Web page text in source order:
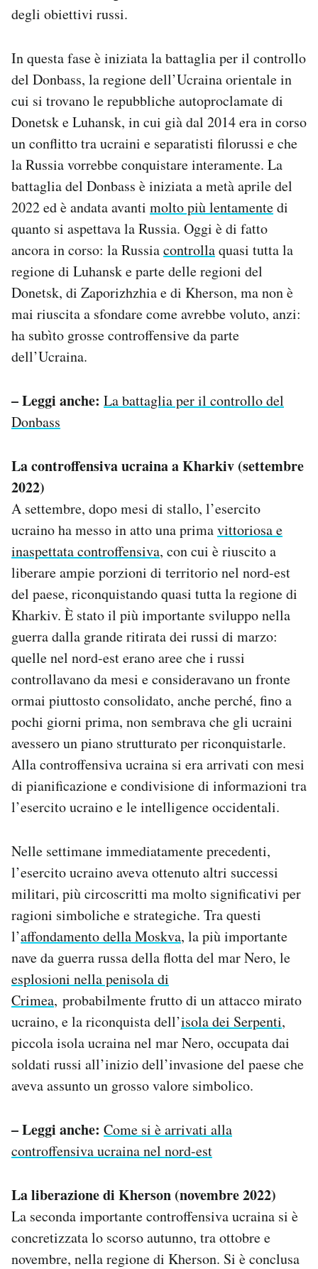
degli obiettivi russi.
In questa fase è iniziata la battaglia per il controllo
del Donbass, la regione dell’Ucraina orientale in
cui si trovano le repubbliche autoproclamate di
Donetsk e Luhansk, in cui già dal 2014 era in corso
un conflitto tra ucraini e separatisti filorussi e che
la Russia vorrebbe conquistare interamente. La
battaglia del Donbass è iniziata a metà aprile del
2022 ed è andata avanti molto più lentamentedi
quanto si aspettava la Russia. Oggi è di fatto
ancora in corso: la Russiacontrollaquasi tutta la
regione di Luhansk e parte delle regioni del
Donetsk, di Zaporizhzhia e di Kherson, ma non è
mai riuscita a sfondare come avrebbe voluto, anzi:
ha subìto grosse controffensive da parte
dell’Ucraina.
– Leggi anche: La battaglia per il controllo del
Donbass
La controffensiva ucraina a Kharkiv (settembre
2022)
A settembre, dopo mesi di stallo, l’esercito
ucraino ha messo in atto una primavittoriosa e
inaspettata controffensiva, con cui è riuscito a
liberare ampie porzioni di territorio nel nord-est
del paese, riconquistando quasi tutta la regione di
Kharkiv. È stato il più importante sviluppo nella
guerra dalla grande ritirata dei russi di marzo:
quelle nel nord-est erano aree che i russi
controllavano da mesi e consideravano un fronte
ormai piuttosto consolidato, anche perché, fino a
pochi giorni prima, non sembrava che gli ucraini
avessero un piano strutturato per riconquistarle.
Alla controffensiva ucraina si era arrivati con mesi
di pianificazione e condivisione di informazioni tra
l’esercito ucraino e le intelligence occidentali.
Nelle settimane immediatamente precedenti,
l’esercito ucraino aveva ottenuto altri successi
militari, più circoscritti ma molto significativi per
ragioni simboliche e strategiche. Tra questi
l’affondamento della Moskva, la più importante
nave da guerra russa della flotta del mar Nero, le
esplosioni nella penisola di
Crimea, probabilmente frutto di un attacco mirato
ucraino, e la riconquista dell’isola dei Serpenti,
piccola isola ucraina nel mar Nero, occupata dai
soldati russi all’inizio dell’invasione del paese che
aveva assunto un grosso valore simbolico.
– Leggi anche: Come si è arrivati alla
controffensiva ucraina nel nord-est
La liberazione di Kherson (novembre 2022)
La seconda importante controffensiva ucraina si è
concretizzata lo scorso autunno, tra ottobre e
novembre, nella regione di Kherson. Si è conclusa